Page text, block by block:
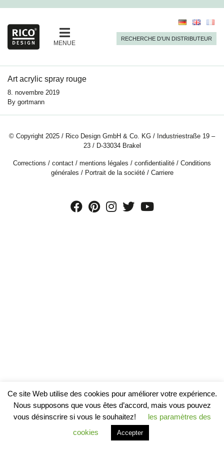
MENUE
RECHERCHE D’UN DISTRIBUTEUR
Art acrylic spray rouge
8. novembre 2019
By gortmann
© Copyright 2025 / Rico Design GmbH & Co. KG / Industriestraße 19 –
23 / D-33034 Brakel
Corrections / contact / mentions légales / confidentialité / Conditions
générales / Portrait de la société/ Carriere
Ce site Web utilise des cookies pour améliorer votre expérience.
Nous supposons que vous êtes d’accord, mais vous pouvez
vous désinscrire si vous le souhaitez!
les paramètres des
cookies
Accepter